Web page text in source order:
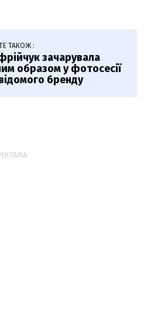
ТАКОЖ :
зачарувала
образом у фотосесії
бренду